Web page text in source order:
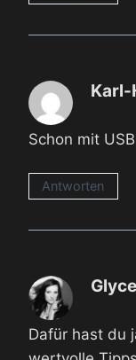
Karl-
Schon mit
Antworten
Dafür hast du